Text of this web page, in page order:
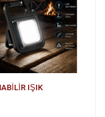
IŞIK